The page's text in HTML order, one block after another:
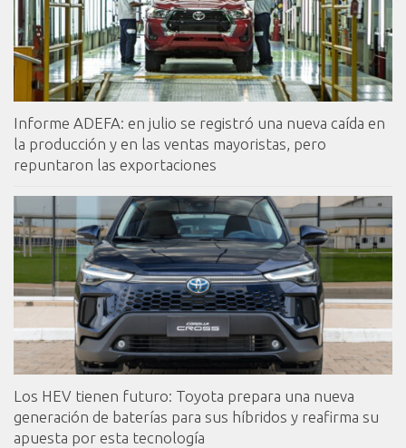
Informe ADEFA: en julio se registró una nueva caída en
la producción y en las ventas mayoristas, pero
repuntaron las exportaciones
Los HEV tienen futuro: Toyota prepara una nueva
generación de baterías para sus híbridos y reafirma su
apuesta por esta tecnología